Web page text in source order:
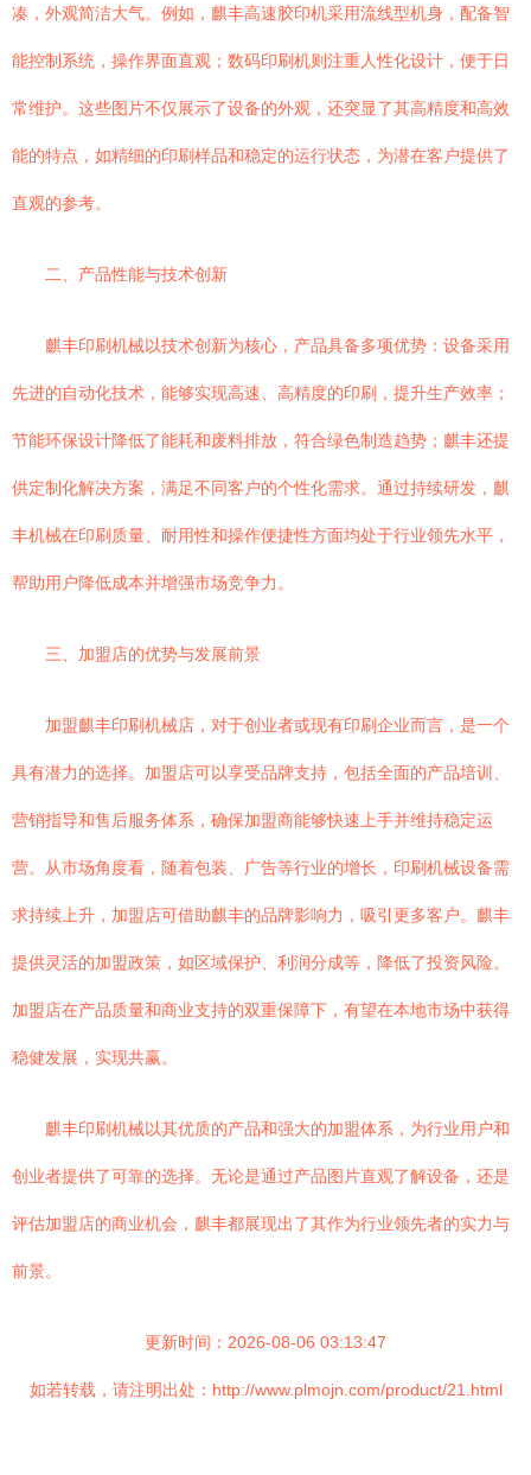
凑，外观简洁大气。例如，麒丰高速胶印机采用流线型机身，配备智
能控制系统，操作界面直观；数码印刷机则注重人性化设计，便于日
常维护。这些图片不仅展示了设备的外观，还突显了其高精度和高效
能的特点，如精细的印刷样品和稳定的运行状态，为潜在客户提供了
直观的参考。
二、产品性能与技术创新
麒丰印刷机械以技术创新为核心，产品具备多项优势：设备采用
先进的自动化技术，能够实现高速、高精度的印刷，提升生产效率；
节能环保设计降低了能耗和废料排放，符合绿色制造趋势；麒丰还提
供定制化解决方案，满足不同客户的个性化需求。通过持续研发，麒
丰机械在印刷质量、耐用性和操作便捷性方面均处于行业领先水平，
帮助用户降低成本并增强市场竞争力。
三、加盟店的优势与发展前景
加盟麒丰印刷机械店，对于创业者或现有印刷企业而言，是一个
具有潜力的选择。加盟店可以享受品牌支持，包括全面的产品培训、
营销指导和售后服务体系，确保加盟商能够快速上手并维持稳定运
营。从市场角度看，随着包装、广告等行业的增长，印刷机械设备需
求持续上升，加盟店可借助麒丰的品牌影响力，吸引更多客户。麒丰
提供灵活的加盟政策，如区域保护、利润分成等，降低了投资风险。
加盟店在产品质量和商业支持的双重保障下，有望在本地市场中获得
稳健发展，实现共赢。
麒丰印刷机械以其优质的产品和强大的加盟体系，为行业用户和
创业者提供了可靠的选择。无论是通过产品图片直观了解设备，还是
评估加盟店的商业机会，麒丰都展现出了其作为行业领先者的实力与
前景。
更新时间：2026-08-06 03:13:47
如若转载，请注明出处：http://www.plmojn.com/product/21.html